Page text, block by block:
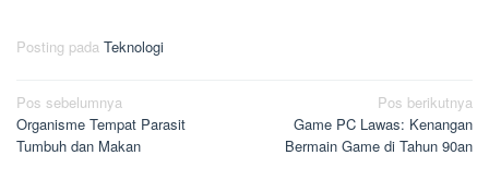
Posting pada Teknologi
Navigasi
pos
Pos sebelumnya
Organisme Tempat Parasit
Tumbuh dan Makan
Pos berikutnya
Game PC Lawas: Kenangan
Bermain Game di Tahun 90an